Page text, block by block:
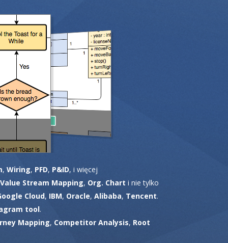
, Wiring, PFD, P&ID, i więcej
Value Stream Mapping, Org. Chart i nie tylko
Cloud, IBM, Oracle, Alibaba, Tencent.
tool.
Mapping, Competitor Analysis, Root